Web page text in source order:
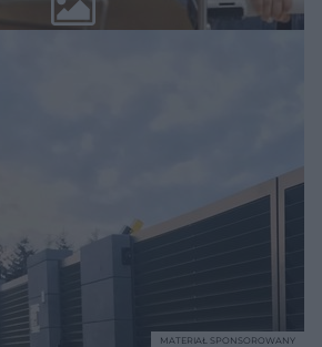
MATERIAŁ SPONSOROWANY